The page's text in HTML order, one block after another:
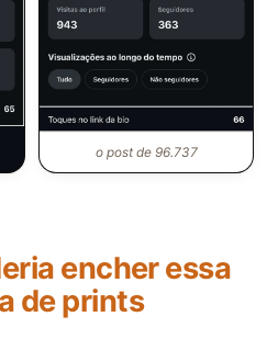
o post de 96.737
encher essa
de prints